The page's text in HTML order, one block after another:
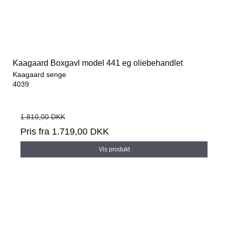
Kaagaard Boxgavl model 441 eg oliebehandlet
Kaagaard senge
4039
1.810,00 DKK
Pris fra 1.719,00 DKK
Vis produkt